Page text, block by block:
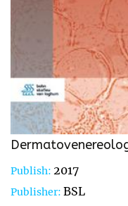
Publish: 2017
Publisher: BSL